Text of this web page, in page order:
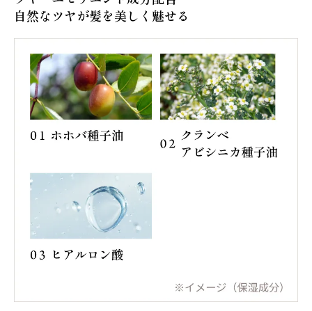
自然なツヤが髪を美しく魅せる